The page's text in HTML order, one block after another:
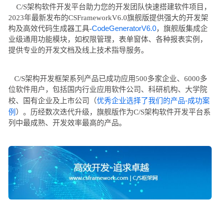
C/S架构软件开发平台助力您的开发团队快速搭建软件项目，
2023年最新发布的CSFrameworkV6.0旗舰版提供强大的开发架
构及高效代码生成器工具-CodeGeneratorV6.0，旗舰版集成企
业级通用功能模块，如权限管理，表单窗体、各种报表实例，
提供专业的开发文档及线上技术指导服务。
C/S架构开发框架系列产品已成功应用500多家企业、6000多
位软件用户，包括国内行业应用软件公司、科研机构、大学院
校、
国有企业及上市公司（优秀企业选择了我们的产品-成功案
例 ）。历经数次迭代升级， 旗舰版作为C/S架构软件开发平台系
列中最成熟、开发效率最高的产品。